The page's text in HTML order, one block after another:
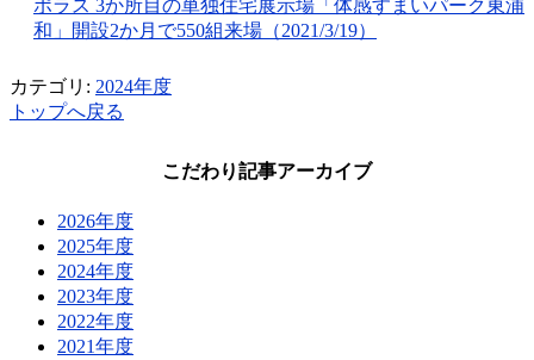
ポラス 3か所目の単独住宅展示場「体感すまいパーク東浦
和」開設2か月で550組来場（2021/3/19）
カテゴリ: 2024年度
トップへ戻る
こだわり記事アーカイブ
2026年度
2025年度
2024年度
2023年度
2022年度
2021年度